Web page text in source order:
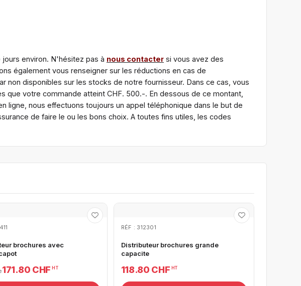
environ. N'hésitez pas à nous contacter si vous avez des
également vous renseigner sur les réductions en cas de
non disponibles sur les stocks de notre fournisseur. Dans ce cas, vous
votre commande atteint CHF. 500.-. En dessous de ce montant,
ligne, nous effectuons toujours un appel téléphonique dans le but de
de faire le ou les bons choix. A toutes fins utiles, les codes
brochures avec
171.80 CHF HT
RÉF : 312301
Distributeur brochures grande
capacite
118.80 CHF HT